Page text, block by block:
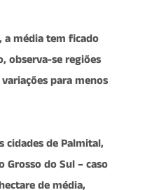
a média tem ficado
observa-se regiões
para menos
cidades de Palmital,
Grosso do Sul – caso